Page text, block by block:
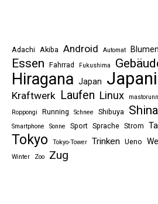
Adachi Akiba Android Automat Blumen
Essen Fahrrad Fukushima
Hiragana Japan
Kraftwerk Laufen Linux
Roppongi
Running Schnee Shibuya
Smartphone Sonne Sport Sprache Strom
Tokyo Tokyo-Tower Trinken Ueno
Winter Zoo Zug